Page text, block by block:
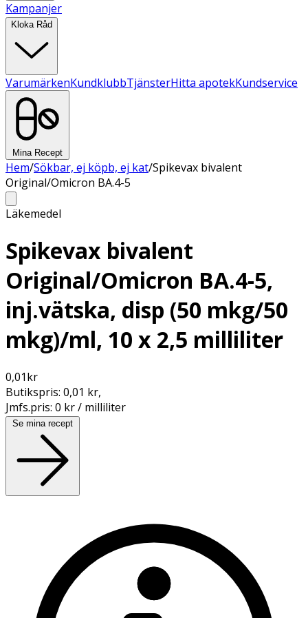
Kampanjer
Kloka Råd
VarumärkenKundklubbTjänsterHitta apotekKundservice
Mina Recept
Hem/Sökbar, ej köpb, ej kat/Spikevax bivalent
Original/Omicron BA.4-5
Läkemedel
Spikevax bivalent
Original/Omicron BA.4-5,
inj.vätska, disp (50 mkg/50
mkg)/ml, 10 x 2,5 milliliter
0,01kr
Butikspris: 0,01 kr,
Jmfs.pris: 0 kr / milliliter
Se mina recept